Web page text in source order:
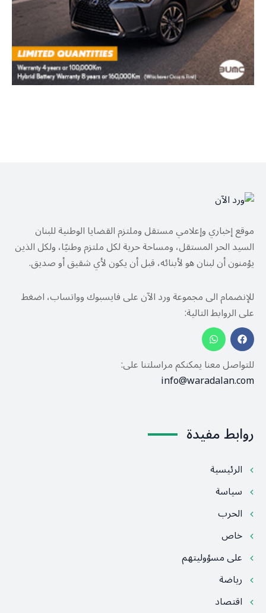
موقع إخباري وإعلامي مستقل وملتزم القضايا الوطنية للبنان
السيد الحر المستقل، ومساحة حرية لكل ملتزم وطنيًا، ولكل الذين
يؤمنون أن لبنان هو لأبنائه، قبل أن يكون لأي شقيق أو صديق.
للإنضمام الى مجموعة ورد الآن على فايسبوك وواتساب، اضغط
على الروابط التالية:
للتواصل معنا يمكنكم مراسلتنا على:
info@waradalan.com
روابط مفيدة
الرئيسية
سياسة
الحرب
خاص
على مسؤوليتهم
رياضة
اقتصاد